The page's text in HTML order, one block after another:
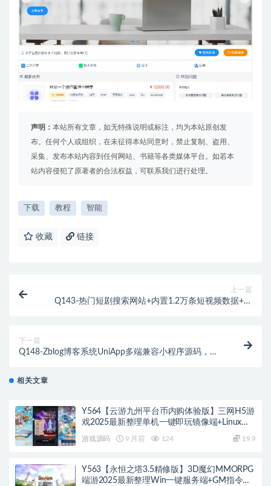
声明： 本站所有文章，如无特殊说明或标注，均为本站原创发
布。任何个人或组织，在未征得本站同意时，禁止复制、盗用、
采集、发布本站内容到任何网站、书籍等各类媒体平台。如若本
站内容侵犯了原著者的合法权益，可联系我们进行处理。
下载 教程 智能
收藏 链接
上一篇
Q143-热门短剧搜索网站+内置1.2万条短视频数据+开
下一篇
Q148-Zblog博客系统UniApp多端兼容小程序源码，一
相关文章
Y564【云游九州平台币内购体验版】三网H5游
戏2025最新整理单机一键即玩镜像端+Linux手
游戏源码 9 月前 124 19.9
Y563【永恒之塔3.5精修版】3D魔幻MMORPG
端游2025最新整理Win一键服务端+GM指令